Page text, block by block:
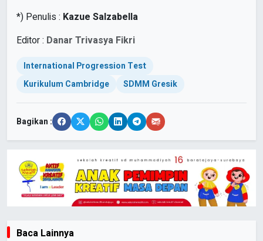
*) Penulis : Kazue Salzabella
Editor : Danar Trivasya Fikri
International Progression Test
Kurikulum Cambridge
SDMM Gresik
Bagikan :
Baca Lainnya